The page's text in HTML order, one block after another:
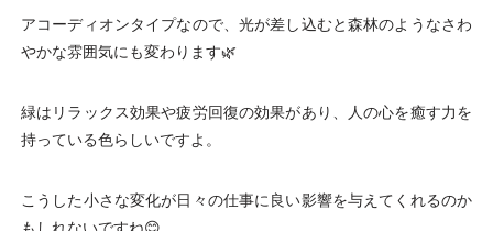
アコーディオンタイプなので、光が差し込むと森林のようなさわ
やかな雰囲気にも変わります🌿
緑はリラックス効果や疲労回復の効果があり、人の心を癒す力を
持っている色らしいですよ。
こうした小さな変化が日々の仕事に良い影響を与えてくれるのか
もしれないですね😊